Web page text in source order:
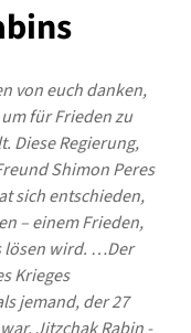
von euch danken,
für Frieden zu
Diese Regierung,
Shimon Peres
sich entschieden,
– einem Frieden,
lösen wird. …Der
Krieges
jemand, der 27